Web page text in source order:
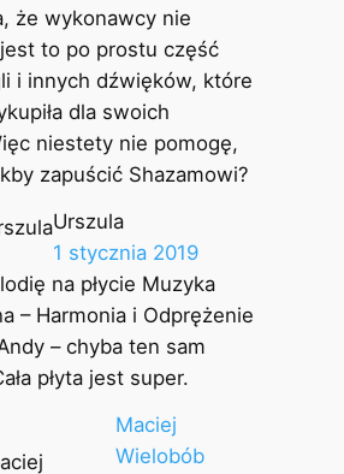
że wykonawcy nie
to po prostu część
i innych dźwięków, które
dla swoich
niestety nie pomogę,
zapuścić Shazamowi?
Urszula
1 stycznia 2019
na płycie Muzyka
– Harmonia i Odprężenie
– chyba ten sam
płyta jest super.
Maciej
Wielobób